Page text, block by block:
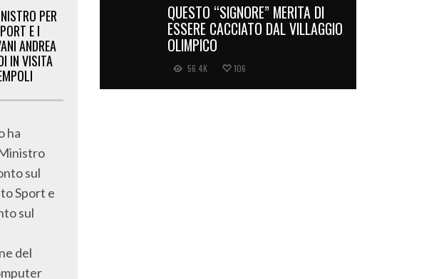
PER
E I
ANDREA
IN VISITA
ha
sul
Sport e
sul
del
QUESTO “SIGNORE” MERITA DI
ESSERE CACCIATO DAL VILLAGGIO
OLIMPICO
56.4K 106